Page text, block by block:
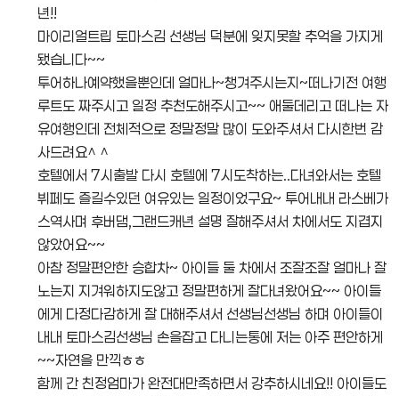
년!!
마이리얼트립 토마스김 선생님 덕분에 잊지못할 추억을 가지게
됐습니다~~
투어하나예약했을뿐인데 얼마나~챙겨주시는지~떠나기전 여행
루트도 짜주시고 일정 추천도해주시고~~ 애둘데리고 떠나는 자
유여행인데 전체적으로 정말정말 많이 도와주셔서 다시한번 감
사드려요^ ^
호텔에서 7시출발 다시 호텔에 7시도착하는..다녀와서는 호텔
뷔페도 즐길수있던 여유있는 일정이었구요~ 투어내내 라스베가
스역사며 후버댐,그랜드캐년 설명 잘해주셔서 차에서도 지겹지
않았어요~~
아참 정말편안한 승합차~ 아이들 둘 차에서 조잘조잘 얼마나 잘
노는지 지겨워하지도않고 정말편하게 잘다녀왔어요~~ 아이들
에게 다정다감하게 잘 대해주셔서 선생님선생님 하며 아이들이
내내 토마스김선생님 손을잡고 다니는통에 저는 아주 편안하게
~~자연을 만끽ㅎㅎ
함께 간 친정엄마가 완전대만족하면서 강추하시네요!! 아이들도